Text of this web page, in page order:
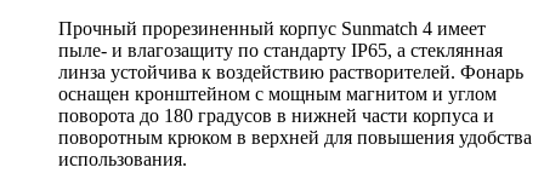
Прочный прорезиненный корпус Sunmatch 4 имеет
пыле- и влагозащиту по стандарту IP65, а стеклянная
линза устойчива к воздействию растворителей. Фонарь
оснащен кронштейном с мощным магнитом и углом
поворота до 180 градусов в нижней части корпуса и
поворотным крюком в верхней для повышения удобства
использования.